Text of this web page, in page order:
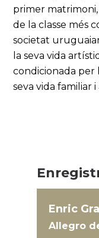
primer
de la classe més
societat
la seva vida
condicionada per
seva vida familiar i
Enric
Allegro